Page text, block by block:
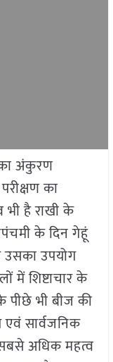
अंकुरण
का
भी है राखी के
के दिन गेहूं
उसका उपयोग
में शिष्टाचार के
पीछे भी बीज की
एवं सार्वजनिक
अधिक महत्व